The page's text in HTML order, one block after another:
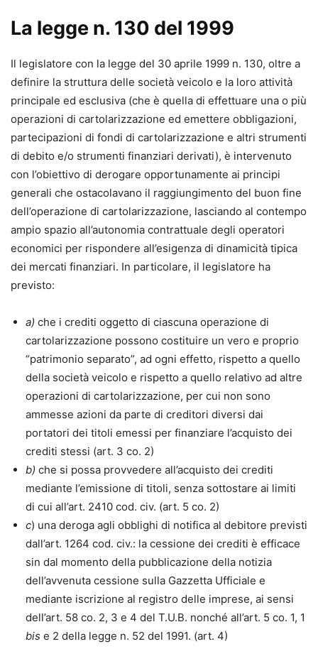
La legge n. 130 del 1999
Il legislatore con la legge del 30 aprile 1999 n. 130, oltre a
definire la struttura delle società veicolo e la loro attività
principale ed esclusiva (che è quella di effettuare una o più
operazioni di cartolarizzazione ed emettere obbligazioni,
partecipazioni di fondi di cartolarizzazione e altri strumenti
di debito e/o strumenti finanziari derivati), è intervenuto
con l’obiettivo di derogare opportunamente ai principi
generali che ostacolavano il raggiungimento del buon fine
dell’operazione di cartolarizzazione, lasciando al contempo
ampio spazio all’autonomia contrattuale degli operatori
economici per rispondere all’esigenza di dinamicità tipica
dei mercati finanziari. In particolare, il legislatore ha
previsto:
a) che i crediti oggetto di ciascuna operazione di
cartolarizzazione possono costituire un vero e proprio
“patrimonio separato”, ad ogni effetto, rispetto a quello
della società veicolo e rispetto a quello relativo ad altre
operazioni di cartolarizzazione, per cui non sono
ammesse azioni da parte di creditori diversi dai
portatori dei titoli emessi per finanziare l’acquisto dei
crediti stessi (art. 3 co. 2)
b) che si possa provvedere all’acquisto dei crediti
mediante l’emissione di titoli, senza sottostare ai limiti
di cui all’art. 2410 cod. civ. (art. 5 co. 2)
c) una deroga agli obblighi di notifica al debitore previsti
dall’art. 1264 cod. civ.: la cessione dei crediti è efficace
sin dal momento della pubblicazione della notizia
dell’avvenuta cessione sulla Gazzetta Ufficiale e
mediante iscrizione al registro delle imprese, ai sensi
dell’art. 58 co. 2, 3 e 4 del T.U.B. nonché all’art. 5 co. 1, 1
bis e 2 della legge n. 52 del 1991. (art. 4)